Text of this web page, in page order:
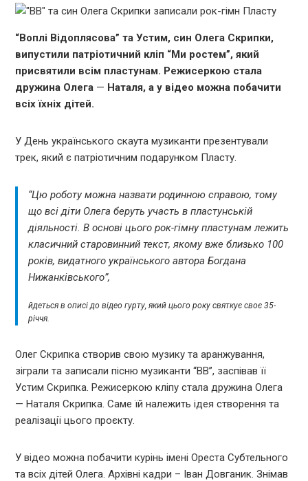
“Воплі Відоплясова” та Устим, син Олега Скрипки,
випустили патріотичний кліп “Ми ростем”, який
присвятили всім пластунам. Режисеркою стала
дружина Олега — Наталя, а у відео можна побачити
всіх їхніх дітей.
У День українського скаута музиканти презентували
трек, який є патріотичним подарунком Пласту.
“Цю роботу можна назвати родинною справою, тому
що всі діти Олега беруть участь в пластунській
діяльності. В основі цього рок-гімну пластунам лежить
класичний старовинний текст, якому вже близько 100
років, видатного українського автора Богдана
Нижанківського”,
йдеться в описі до відео гурту, який цього року святкує своє 35-
річчя.
Олег Скрипка створив свою музику та аранжування,
зіграли та записали пісню музиканти “ВВ”, заспівав її
Устим Скрипка. Режисеркою кліпу стала дружина Олега
— Наталя Скрипка. Саме їй належить ідея створення та
реалізації цього проєкту.
У відео можна побачити курінь імені Ореста Субтельного
та всіх дітей Олега. Архівні кадри – Іван Довганик. Знімав